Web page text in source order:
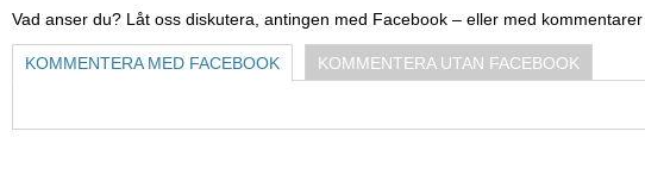
Vad anser du? Låt oss diskutera, antingen med Facebook – eller med kommentarer
KOMMENTERA MED FACEBOOK KOMMENTERA UTAN FACEBOOK